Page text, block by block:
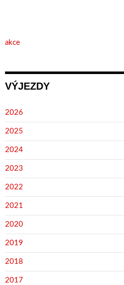
akce
VÝJEZDY
2026
2025
2024
2023
2022
2021
2020
2019
2018
2017